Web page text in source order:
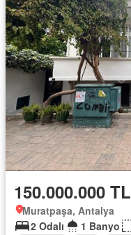
150.000.000 TL
Muratpaşa, Antalya
2 Odalı
1 Banyo